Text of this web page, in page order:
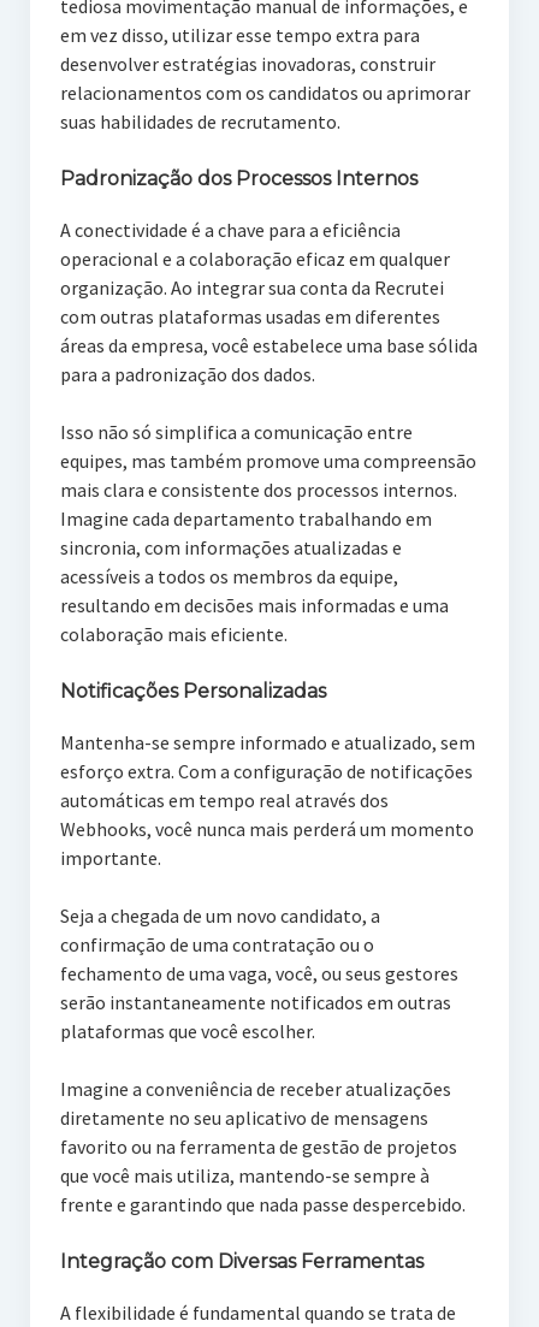
tediosa movimentação manual de informações, e
em vez disso, utilizar esse tempo extra para
desenvolver estratégias inovadoras, construir
relacionamentos com os candidatos ou aprimorar
suas habilidades de recrutamento.
Padronização dos Processos Internos
A conectividade é a chave para a eficiência
operacional e a colaboração eficaz em qualquer
organização. Ao integrar sua conta da Recrutei
com outras plataformas usadas em diferentes
áreas da empresa, você estabelece uma base sólida
para a padronização dos dados.
Isso não só simplifica a comunicação entre
equipes, mas também promove uma compreensão
mais clara e consistente dos processos internos.
Imagine cada departamento trabalhando em
sincronia, com informações atualizadas e
acessíveis a todos os membros da equipe,
resultando em decisões mais informadas e uma
colaboração mais eficiente.
Notificações Personalizadas
Mantenha-se sempre informado e atualizado, sem
esforço extra. Com a configuração de notificações
automáticas em tempo real através dos
Webhooks, você nunca mais perderá um momento
importante.
Seja a chegada de um novo candidato, a
confirmação de uma contratação ou o
fechamento de uma vaga, você, ou seus gestores
serão instantaneamente notificados em outras
plataformas que você escolher.
Imagine a conveniência de receber atualizações
diretamente no seu aplicativo de mensagens
favorito ou na ferramenta de gestão de projetos
que você mais utiliza, mantendo-se sempre à
frente e garantindo que nada passe despercebido.
Integração com Diversas Ferramentas
A flexibilidade é fundamental quando se trata de